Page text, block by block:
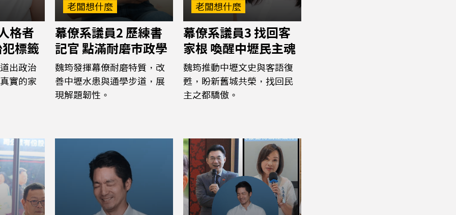
格者
標籤
出政治
實的家
老闆想什麼
幕僚系議員2 歷練書
記官 點滿耐磨市政學
魏筠發揮幕僚耐磨特質，改
善中壢水患與通學步道，展
現解題韌性。
老闆想什麼
幕僚系議員3 找回客
家根 喚醒中壢民主魂
魏筠推動中壢文史與客語復
甦，盼新舊城共榮，找回民
主之都驕傲。